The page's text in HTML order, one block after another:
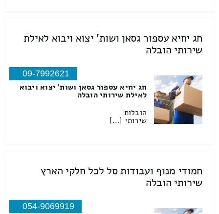
חג יחיא עספור גסאן ושות' יצוא ויבוא לאילת
שירותי הובלה
09-7992621
חג יחיא עספור גסאן ושות' יצוא ויבוא
לאילת שירותי הובלה
הובלות
שירותי […]
חמודי מנוף ועבודות סל לכל חלקי הארץ
שירותי הובלה
054-9069919